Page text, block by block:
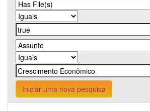
Iniciar uma nova pesquisa